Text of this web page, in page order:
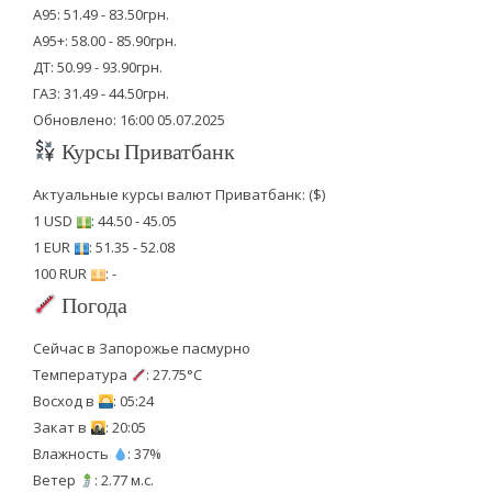
А95: 51.49 - 83.50грн.
А95+: 58.00 - 85.90грн.
ДТ: 50.99 - 93.90грн.
ГАЗ: 31.49 - 44.50грн.
Обновлено: 16:00 05.07.2025
Курсы Приватбанк
Актуальные курсы валют Приватбанк: ($)
1 USD
: 44.50 - 45.05
1 EUR
: 51.35 - 52.08
100 RUR
: -
Погода
Сейчас в Запорожье пасмурно
Температура
: 27.75°C
Восход в
: 05:24
Закат в
: 20:05
Влажность
: 37%
Ветер
: 2.77 м.с.